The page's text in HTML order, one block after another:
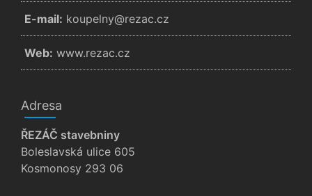
E-mail: zc.cazer@ynlepuok
Web: www.rezac.cz
Adresa
ŘEZÁČ stavebniny
Boleslavská ulice 605
Kosmonosy 293 06